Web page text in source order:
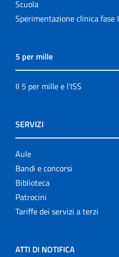
Scuola
Sperimentazione clinica fase I
5 per mille
Il 5 per mille e l'ISS
SERVIZI
Aule
Bandi e concorsi
Biblioteca
Patrocini
Tariffe dei servizi a terzi
ATTI DI NOTIFICA